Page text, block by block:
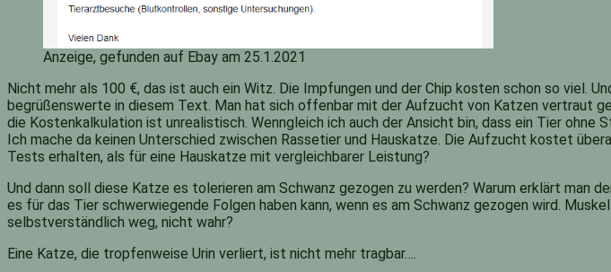
Anzeige, gefunden auf Ebay am 25.1.2021
Nicht mehr als 100 €, das ist auch ein Witz. Die Impfungen und der Chip kosten schon so viel.
begrüßenswerte in diesem Text. Man hat sich offenbar mit der Aufzucht von Katzen vertraut
die Kostenkalkulation ist unrealistisch. Wenngleich ich auch der Ansicht bin, dass ein Tier
Ich mache da keinen Unterschied zwischen Rassetier und Hauskatze. Die Aufzucht kostet
Tests erhalten, als für eine Hauskatze mit vergleichbarer Leistung?
Und dann soll diese Katze es tolerieren am Schwanz gezogen zu werden? Warum erklärt man
es für das Tier schwerwiegende Folgen haben kann, wenn es am Schwanz gezogen wird.
selbstverständlich weg, nicht wahr?
Eine Katze, die tropfenweise Urin verliert, ist nicht mehr tragbar….